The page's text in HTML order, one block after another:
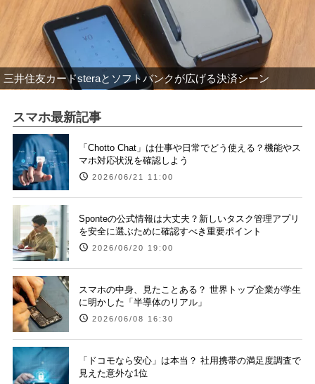
三井住友カードsteraとソフトバンクが広げる決済シーン
スマホ最新記事
「Chotto Chat」は仕事や日常でどう使える？機能やス
マホ対応状況を確認しよう
2026/06/21 11:00
Sponteの公式情報は大丈夫？新しいタスク管理アプリ
を安全に選ぶために確認すべき重要ポイント
2026/06/20 19:00
スマホの中身、見たことある？ 世界トップ企業が学生
に明かした「半導体のリアル」
2026/06/08 16:30
「ドコモなら安心」は本当？ 社用携帯の満足度調査で
見えた意外な1位